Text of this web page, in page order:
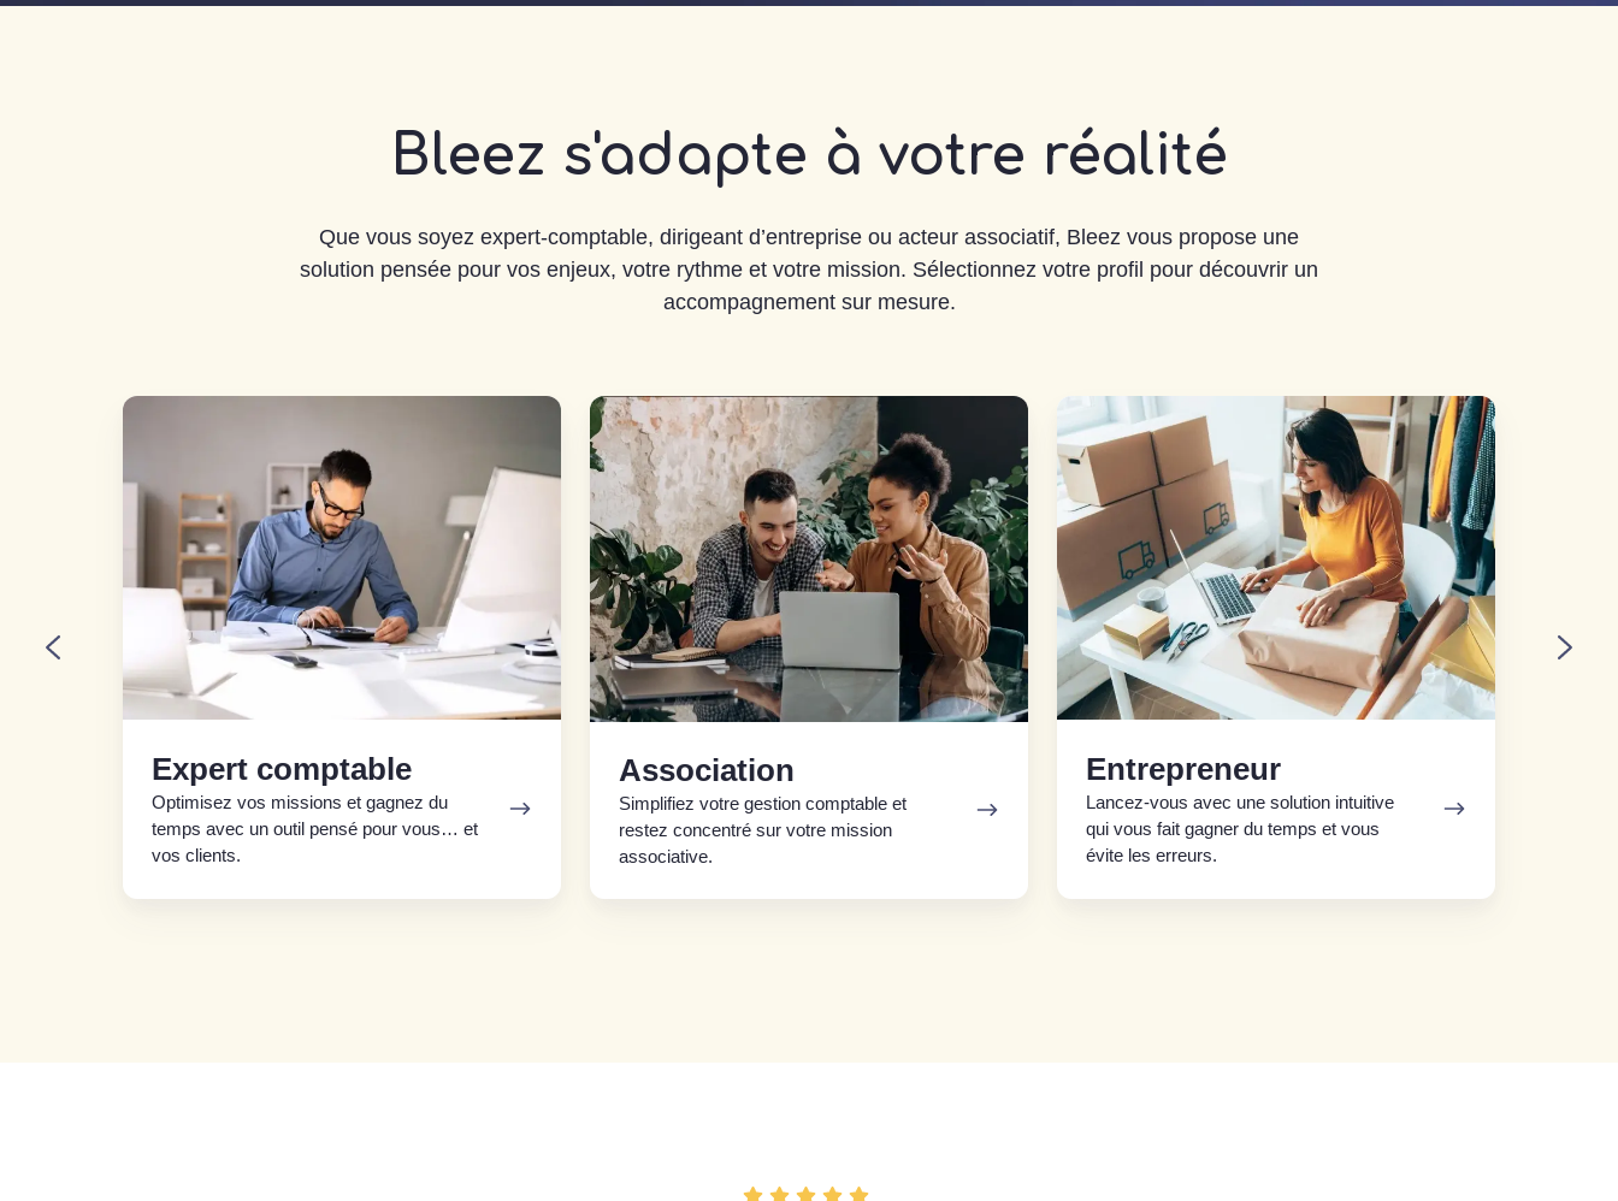
Bleez s'adapte à votre réalité
Que vous soyez expert-comptable, dirigeant d’entreprise ou acteur associatif, Bleez vous propose une
solution pensée pour vos enjeux, votre rythme et votre mission. Sélectionnez votre profil pour découvrir un
accompagnement sur mesure.
Expert comptable
Optimisez vos missions et gagnez du
temps avec un outil pensé pour vous… et
vos clients.
Expert
Association
Simplifiez votre gestion comptable et
restez concentré sur votre mission
associative.
Association
Entrepreneur
Lancez-vous avec une solution intuitive
qui vous fait gagner du temps et vous
évite les erreurs.
Entrepreneur